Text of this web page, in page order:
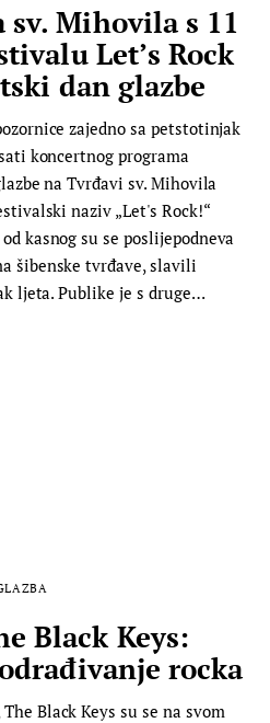
sv. Mihovila s 11
Let’s Rock
dan glazbe
zajedno sa petstotinjak
koncertnog programa
na Tvrđavi sv. Mihovila
naziv „Let's Rock!“
kasnog su se poslijepodneva
šibenske tvrđave, slavili
ljeta. Publike je s druge…
Black Keys:
odrađivanje rocka
Black Keys su se na svom